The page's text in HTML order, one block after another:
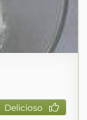
Delicioso